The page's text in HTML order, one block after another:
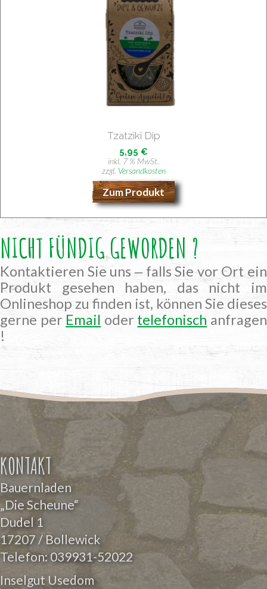
Tzat­zi­ki Dip
5,95 €
inkl. 7 % MwSt.
zzgl. Versandkosten
Zum Produkt
NICHT FÜNDIG GEWORDEN ?
Kontaktieren Sie uns ‒ falls Sie vor Ort ein
Produkt gesehen haben, das nicht im
Onlineshop zu finden ist, können Sie dieses
gerne per Email oder telefonisch anfragen
!
KONTAKT
Bauernladen
„Die Scheune“
Dudel 1
17207 / Bollewick
Telefon:039931-52022
Inselgut Usedom